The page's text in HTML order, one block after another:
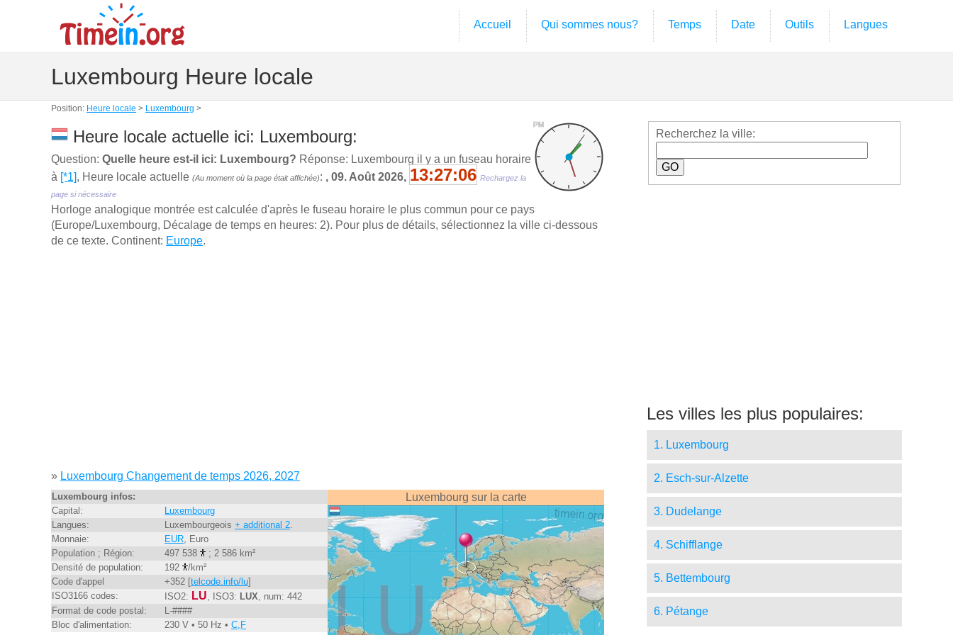
Accueil Qui sommes nous? Temps Date Outils Langues
Luxembourg Heure locale
Position: Heure locale > Luxembourg >
PM
Heure locale actuelle ici: Luxembourg:
Question: Quelle heure est-il ici: Luxembourg? Réponse: Luxembourg il y a un fuseau horaire
à [*1], Heure locale actuelle (Au moment où la page était affichée): , 09. Août 2026, 13:27:07 Rechargez la
page si nécessaire
Horloge analogique montrée est calculée d'aprѐs le fuseau horaire le plus commun pour ce pays
(Europe/Luxembourg, Décalage de temps en heures: 2). Pour plus de détails, sélectionnez la ville ci-dessous
de ce texte. Continent: Europe.
» Luxembourg Changement de temps 2026, 2027
Luxembourg infos:
Capital:
Luxembourg
Langues:
Luxembourgeois + additional 2.
Monnaie:
EUR, Euro
Population ; Région:
497 538
; 2 586 km²
Densité de population:
192
/km²
Code d'appel
+352 [telcode.info/lu]
ISO3166 codes:
ISO2: LU, ISO3: LUX, num: 442
Format de code postal:
L-####
Bloc d'alimentation:
230 V • 50 Hz • C,F
Luxembourg sur la carte
Recherchez la ville:
Les villes les plus populaires:
1. Luxembourg
2. Esch-sur-Alzette
3. Dudelange
4. Schifflange
5. Bettembourg
6. Pétange